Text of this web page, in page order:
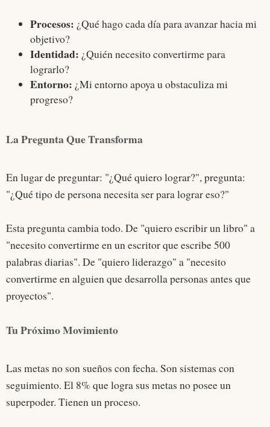
Procesos: ¿Qué hago cada día para avanzar hacia mi
objetivo?
Identidad: ¿Quién necesito convertirme para
lograrlo?
Entorno: ¿Mi entorno apoya u obstaculiza mi
progreso?
La Pregunta Que Transforma
En lugar de preguntar: "¿Qué quiero lograr?", pregunta:
"¿Qué tipo de persona necesita ser para lograr eso?"
Esta pregunta cambia todo. De "quiero escribir un libro" a
"necesito convertirme en un escritor que escribe 500
palabras diarias". De "quiero liderazgo" a "necesito
convertirme en alguien que desarrolla personas antes que
proyectos".
Tu Próximo Movimiento
Las metas no son sueños con fecha. Son sistemas con
seguimiento. El 8% que logra sus metas no posee un
superpoder. Tienen un proceso.